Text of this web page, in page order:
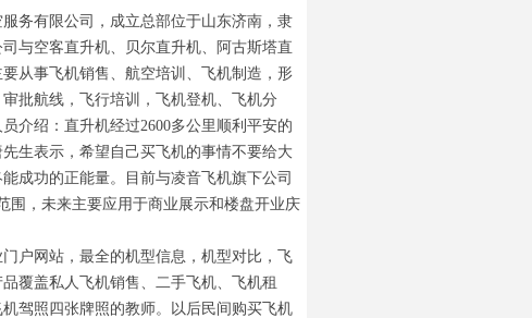
务有限公司，成立总部位于山东济南，隶
与空客直升机、贝尔直升机、阿古斯塔直
从事飞机销售、航空培训、飞机制造，形
批航线，飞行培训，飞机登机、飞机分
介绍：直升机经过2600多公里顺利平安的
生表示，希望自己买飞机的事情不要给大
成功的正能量。目前与凌音飞机旗下公司
围，未来主要应用于商业展示和楼盘开业庆
户网站，最全的机型信息，机型对比，飞
覆盖私人飞机销售、二手飞机、飞机租
驾照四张牌照的教师。以后民间购买飞机